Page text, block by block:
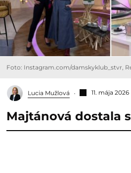
Foto: Instagram.com/damskyklub_stvr,
Lucia Mužlová 11. mája 2026
Majtánová dostala